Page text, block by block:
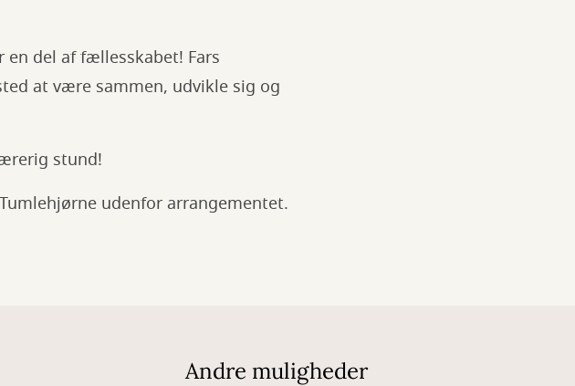
del af fællesskabet! Fars
at være sammen, udvikle sig og
stund!
udenfor arrangementet.
Andre muligheder